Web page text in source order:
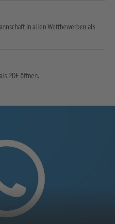
in allen Wettbewerben als
PDF öffnen.